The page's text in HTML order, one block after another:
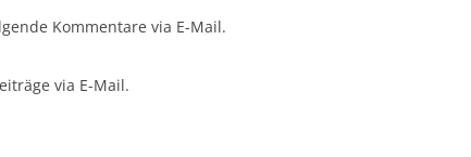
Kommentare via E-Mail.
via E-Mail.